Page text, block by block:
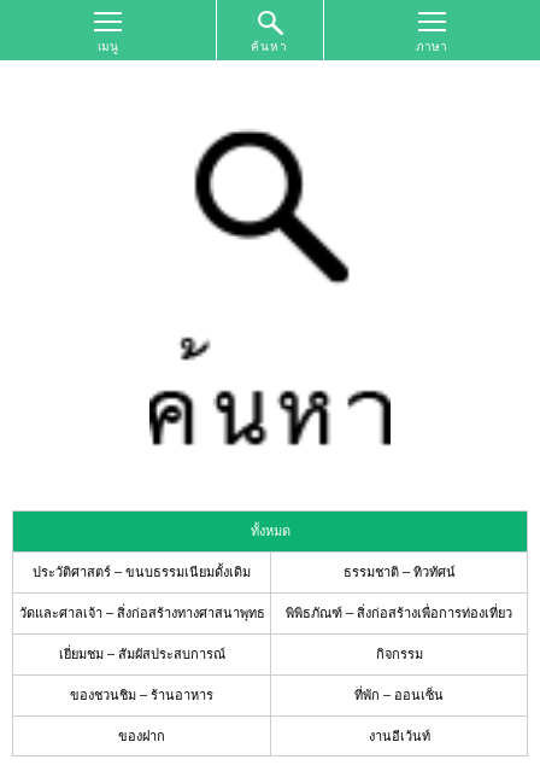
ค้นหา
แนะนำ
สถาน
ที่พัก
ร่วม
ทั้งหมด
ประวัติศาสตร์ – ขนบธรรมเนียมดั้งเดิม ธรรมชาติ – ทิวทัศน์
วัดและศาลเจ้า – สิ่งก่อสร้างทางศาสนาพุทธ พิพิธภัณฑ์ – สิ่งก่อสร้างเพื่อการท่องเที่ยว
เยี่ยมชม – สัมผัสประสบการณ์ กิจกรรม
ของชวนชิม – ร้านอาหาร ที่พัก – ออนเซ็น
ของฝาก งานอีเว้นท์